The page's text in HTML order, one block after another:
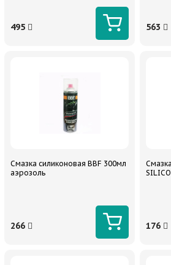
495 563
Смазка силиконовая BBF 300мл
аэрозоль
266 176